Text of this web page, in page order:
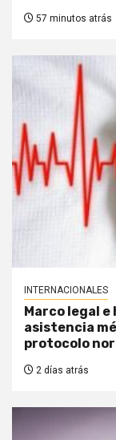
57 minutos atrás
INTERNACIONALES
Marco legal
asistencia
protocolo
2 días atrás